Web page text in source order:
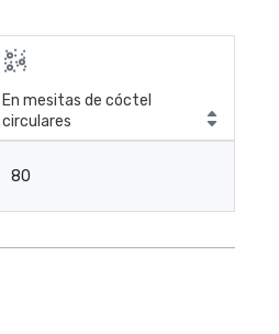
En mesitas de cóctel
circulares
80